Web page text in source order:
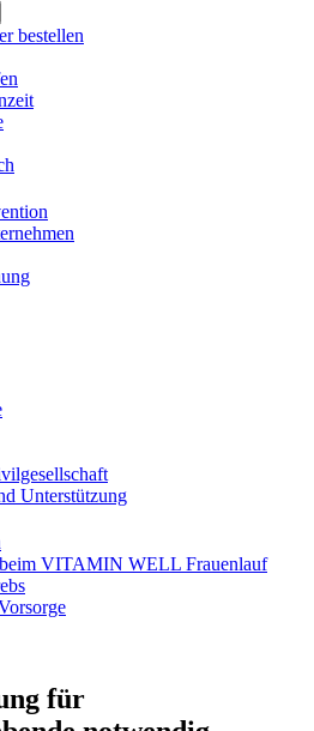
bestellen
Unterstützung
VITAMIN WELL Frauenlauf
für